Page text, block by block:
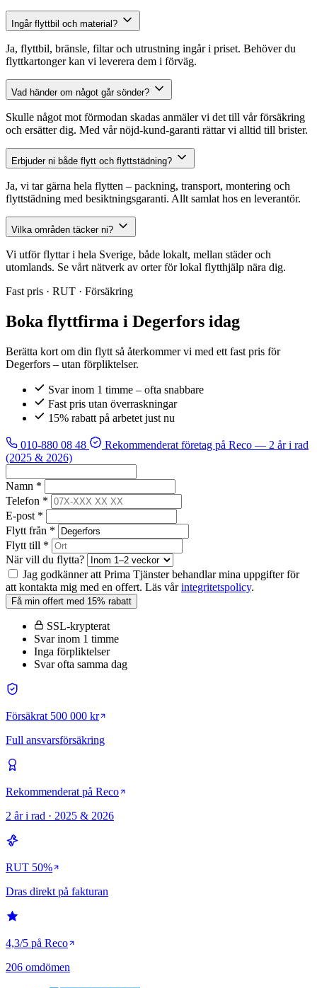
Ingår flyttbil och material?
Ja, flyttbil, bränsle, filtar och utrustning ingår i priset. Behöver du
flyttkartonger kan vi leverera dem i förväg.
Vad händer om något går sönder?
Skulle något mot förmodan skadas anmäler vi det till vår försäkring
och ersätter dig. Med vår nöjd-kund-garanti rättar vi alltid till brister.
Erbjuder ni både flytt och flyttstädning?
Ja, vi tar gärna hela flytten – packning, transport, montering och
flyttstädning med besiktningsgaranti. Allt samlat hos en leverantör.
Vilka områden täcker ni?
Vi utför flyttar i hela Sverige, både lokalt, mellan städer och
utomlands. Se vårt nätverk av orter för lokal flytthjälp nära dig.
Fast pris · RUT · Försäkring
Boka flyttfirma i Degerfors idag
Berätta kort om din flytt så återkommer vi med ett fast pris för
Degerfors – utan förpliktelser.
Svar inom 1 timme – ofta snabbare
Fast pris utan överraskningar
15% rabatt på arbetet just nu
010-880 08 48 Rekommenderat företag på Reco — 2 år i rad
(2025 & 2026)
Namn *
Telefon *
E-post *
Flytt från *
Flytt till *
När vill du flytta?
Jag godkänner att Prima Tjänster behandlar mina uppgifter för
att kontakta mig med en offert. Läs vårintegritetspolicy.
Få min offert med 15% rabatt
SSL-krypterat
Svar inom 1 timme
Inga förpliktelser
Svar ofta samma dag
Försäkrat 500 000 kr
Full ansvarsförsäkring
Rekommenderat på Reco
2 år i rad · 2025 & 2026
RUT 50%
Dras direkt på fakturan
4,3/5 på Reco
206 omdömen